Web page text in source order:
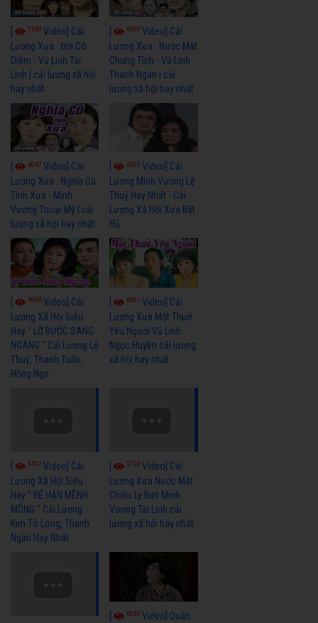
[ 7660 Video] Cải
Lương Xưa : Đời Cô
Diễm - Vũ Linh Tài
Linh | cải lương xã hội
hay nhất
[ 6909Video] Cải
Lương Xưa : Nước Mắt
Chung Tình - Vũ Linh
Thanh Ngân | cải
lương xã hội hay nhất
6047 Video] Cải
Lương Xưa : Nghĩa Cũ
Tình Xưa - Minh
Vương Thoại Mỹ | cải
lương xã hội hay nhất
6675Video] Cải
Lương Minh Vương Lệ
Thuỷ Hay Nhất - Cải
Lương Xã Hội Xưa Bất
Hủ
6966Video] Cải
Lương Xã Hội Siêu
Hay " LỠ BƯỚC SANG
NGANG " Cải Lương Lệ
Thuỷ, Thanh Tuấn,
Hồng Nga
6381Video] Cải
Lương Xưa Một Thuở
Yêu Người Vũ Linh
Ngọc Huyền cải lương
xã hội hay nhất
5457 Video] Cải
Lương Xã Hội Siêu
Hay " BỂ HẬN MÊNH
MÔNG " Cải Lương
Kim Tử Long, Thanh
Ngân Hay Nhất
5730Video] Cải
Lương Xưa Nước Mắt
Chiều Ly Biệt Minh
Vương Tài Linh cải
lương xã hội hay nhất
6035Video] Quán